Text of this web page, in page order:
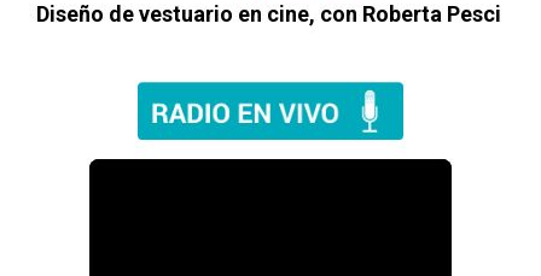
Diseño de vestuario en cine, con Roberta Pesci